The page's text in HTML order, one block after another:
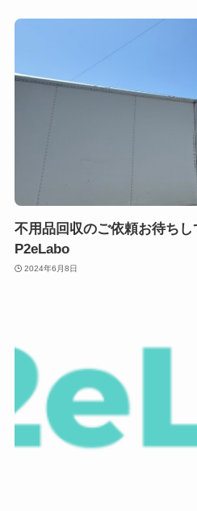
不用品回収のご依頼お待ち
P2eLabo
2024年6月8日